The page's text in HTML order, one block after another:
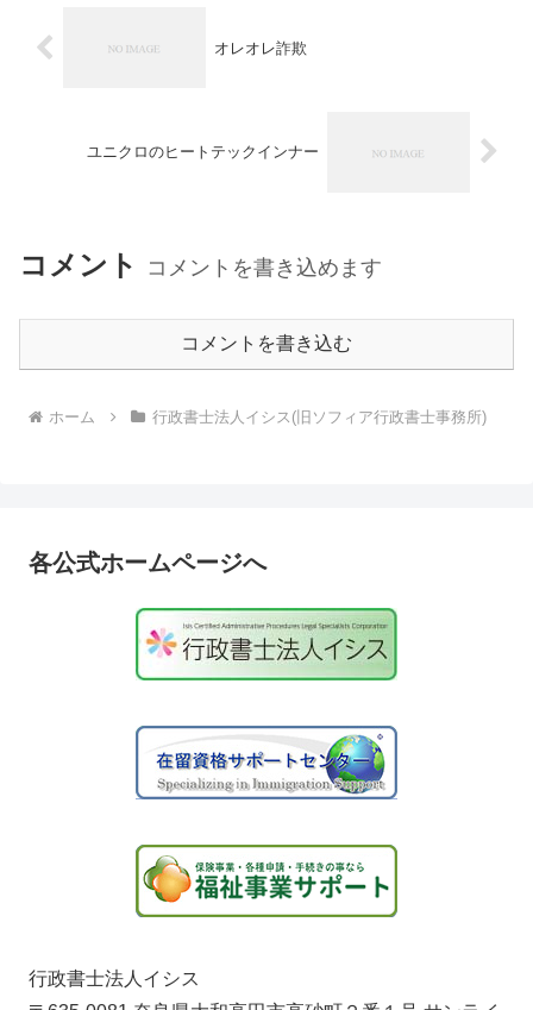
オレオレ詐欺
ユニクロのヒートテックインナー
コメント コメントを書き込めます
コメントを書き込む
ホーム 行政書士法人イシス(旧ソフィア行政書士事務所)
各公式ホームページへ
行政書士法人イシス